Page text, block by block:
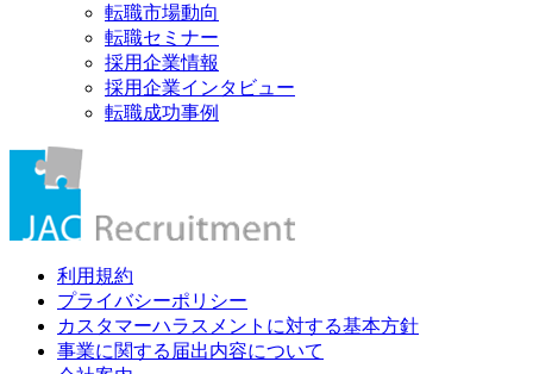
転職市場動向
転職セミナー
採用企業情報
採用企業インタビュー
転職成功事例
利用規約
プライバシーポリシー
カスタマーハラスメントに対する基本方針
事業に関する届出内容について